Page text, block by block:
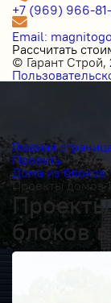
+7 (969) 966-
Email:
Рассчитать
© Гарант Строй,
Главная
Проекты
Дома из блоков
Проекты домов
блоков
Получить